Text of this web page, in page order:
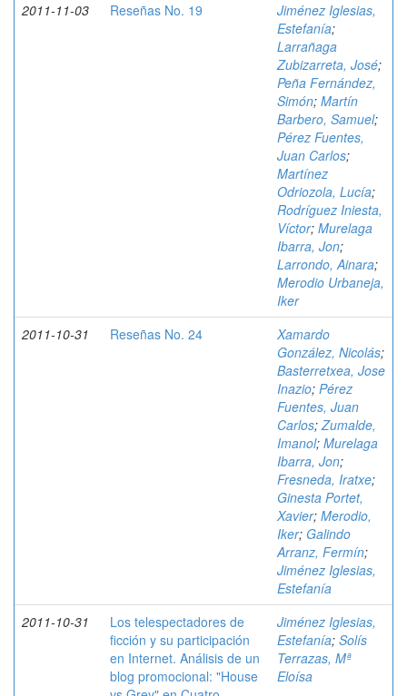
2011-11-03
Reseñas No. 19
Jiménez Iglesias,
Estefanía;
Larrañaga
Zubizarreta, José;
Peña Fernández,
Simón; Martín
Barbero, Samuel;
Pérez Fuentes,
Juan Carlos;
Martínez
Odriozola, Lucía;
Rodríguez Iniesta,
Víctor; Murelaga
Ibarra, Jon;
Larrondo, Ainara;
Merodio Urbaneja,
Iker
2011-10-31
Reseñas No. 24
Xamardo
González, Nicolás;
Basterretxea, Jose
Inazio; Pérez
Fuentes, Juan
Carlos;Zumalde,
Imanol; Murelaga
Ibarra, Jon;
Fresneda, Iratxe;
Ginesta Portet,
Xavier; Merodio,
Iker; Galindo
Arranz, Fermín;
Jiménez Iglesias,
Estefanía
2011-10-31
Los telespectadores de
ficción y su participación
en Internet. Análisis de un
blog promocional: "House
Jiménez Iglesias,
Estefanía; Solís
Terrazas, Mª
Eloísa